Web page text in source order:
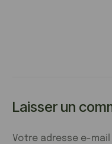
Laisser un
Votre adresse e-